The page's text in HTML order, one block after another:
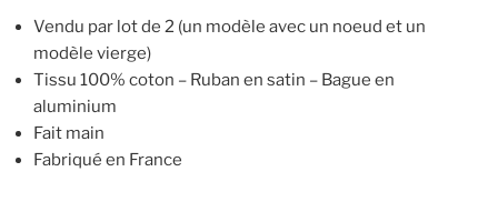
Vendu par lot de 2 (un modèle avec un noeud et un
modèle vierge)
Tissu 100% coton – Ruban en satin – Bague en
aluminium
Fait main
Fabriqué en France